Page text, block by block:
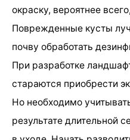
окраску, вероятнее
Поврежденные кусты
почву обработать
При разработке
стараются приобрести
Но необходимо
результате длительной